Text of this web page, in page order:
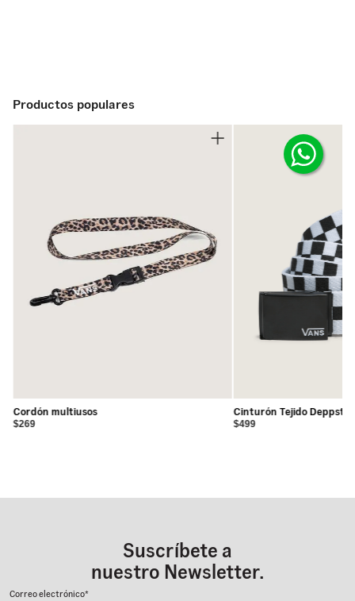
Productos populares
Cordón multiusos
$269
Cinturón Tejido Deppster
$499
Suscríbete a
nuestro Newsletter.
Correo electrónico*